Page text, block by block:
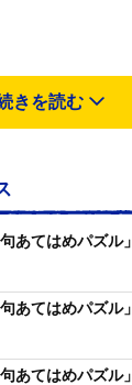
きを読む
あてはめパズル」
あてはめパズル」
あてはめパズル」